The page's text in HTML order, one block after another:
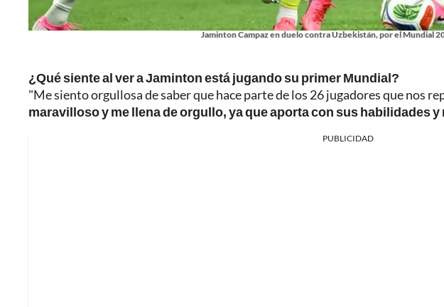
Jaminton Campaz en duelo contra Uzbekistán, por el Mundial
¿Qué siente al ver a Jaminton está jugando su primer Mundial?
"Me siento orgullosa de saber que hace parte de los 26 jugadores que nos
maravilloso y me llena de orgullo, ya que aporta con sus habilidades
PUBLICIDAD